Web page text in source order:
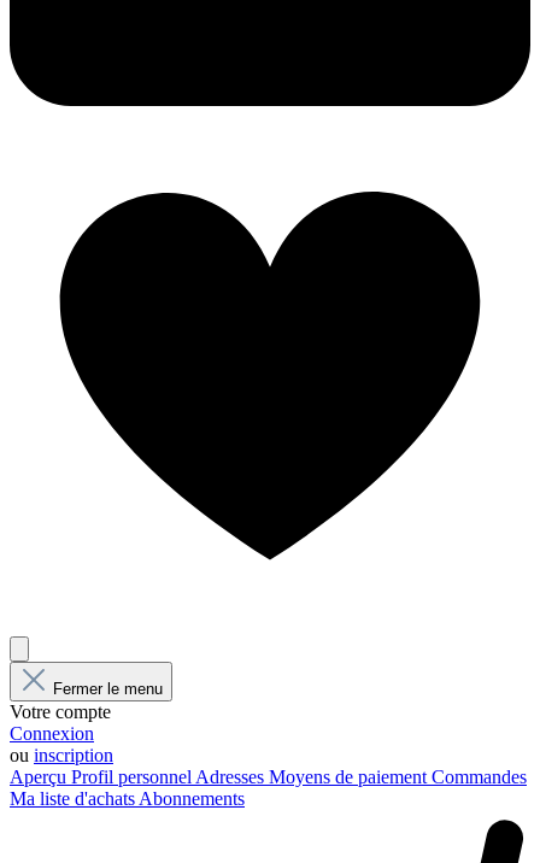
Fermer le menu
Votre compte
Connexion
ou inscription
Aperçu Profil personnel Adresses Moyens de paiement Commandes
Ma liste d'achats Abonnements